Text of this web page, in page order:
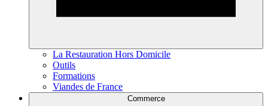
La Restauration Hors Domicile
Outils
Formations
Viandes de France
Commerce